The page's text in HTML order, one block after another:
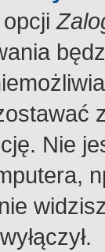
opcji
Nie